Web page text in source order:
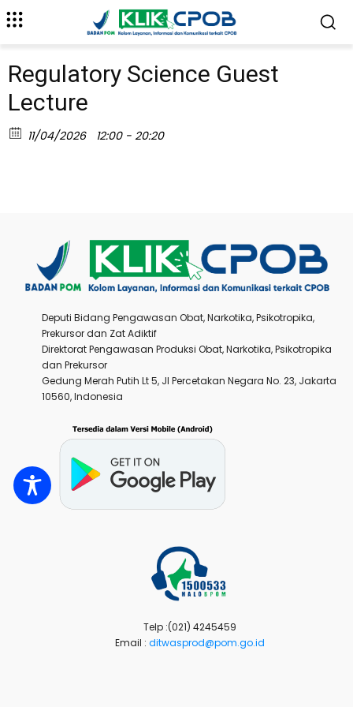
Regulatory Science Guest
Lecture
11/04/2026 12:00 - 20:20
Deputi Bidang Pengawasan Obat, Narkotika, Psikotropika,
Prekursor dan Zat Adiktif
Direktorat Pengawasan Produksi Obat, Narkotika, Psikotropika
dan Prekursor
Gedung Merah Putih Lt 5, Jl Percetakan Negara No. 23, Jakarta
10560, Indonesia
Telp :(021) 4245459
Email : ditwasprod@pom.go.id